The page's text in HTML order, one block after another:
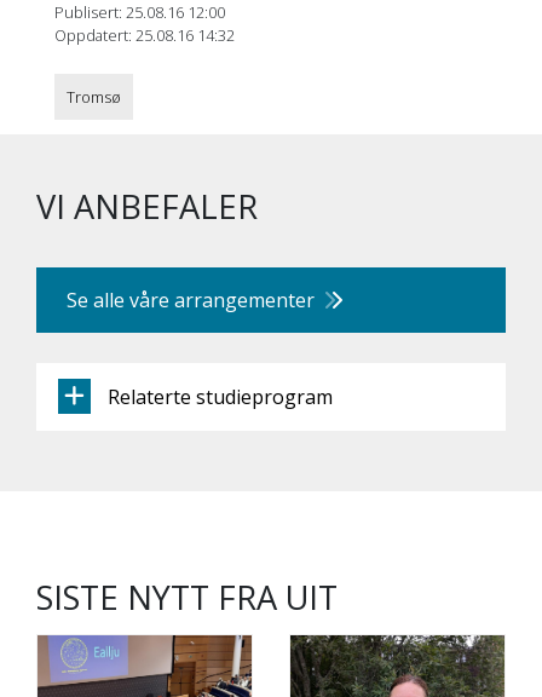
Publisert: 25.08.16 12:00
Oppdatert: 25.08.16 14:32
Tromsø
VI ANBEFALER
Se alle våre arrangementer
Relaterte studieprogram
SISTE NYTT FRA UIT